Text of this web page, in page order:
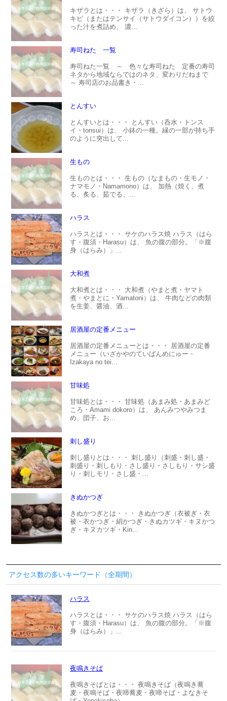
キザラとは・・・ キザラ（きざら）は、 サトウ
キビ（またはテンサイ（サトウダイコン））を絞
った汁を煮詰め、 濃...
寿司ねた 一覧
寿司ねた一覧 ～ 色々な寿司ねた 定番の寿司
ネタから地域ならではのネタ、変わりだねまで
～ 寿司店のお品書き・...
とんすい
とんすいとは・・・ とんすい（呑水・トンス
イ・tonsui）は、 小鉢の一種。縁の一部が持ち手
のように突出して...
生もの
生ものとは・・・ 生もの（なまもの・生モノ・
ナマモノ・Namamono）は、 加熱（焼く、煮
る、炙る、茹でる、...
ハラス
ハラスとは・・・ サケのハラス焼 ハラス（はら
す・腹須・Harasu）は、 魚の腹の部分。「※腹
身（はらみ）」...
大和煮
大和煮とは・・・ 大和煮（やまと煮・ヤマト
煮・やまとに・Yamatoni）は、 牛肉などの肉類
を生姜、醤油、酒...
居酒屋の定番メニュー
居酒屋の定番メニューとは・・・ 居酒屋の定番
メニュー（いざかやのていばんめにゅー・
Izakaya no tei...
甘味処
甘味処とは・・・ 甘味処（あまみ処・あまみど
ころ・Amami dokoro）は、 あんみつやみつま
め、団子、お...
刺し盛り
刺し盛りとは・・・ 刺し盛り（刺盛・刺し盛・
刺盛り・刺しもり・さし盛り・さしもり・サシ盛
り・刺しモリ・さし盛・...
きぬかつぎ
きぬかつぎとは・・・ きぬかつぎ（衣被ぎ・衣
被・衣かつぎ・絹かつぎ・きぬカツギ・キヌかつ
ぎ・キヌカツギ・Kin...
アクセス数の多いキーワード（全期間）
ハラス
ハラスとは・・・ サケのハラス焼 ハラス（はら
す・腹須・Harasu）は、 魚の腹の部分。「※腹
身（はらみ）」...
夜鳴きそば
夜鳴きそばとは・・・ 夜鳴きそば（夜鳴き蕎
麦・夜鳴そば・夜啼蕎麦・夜啼そば・よなきそ